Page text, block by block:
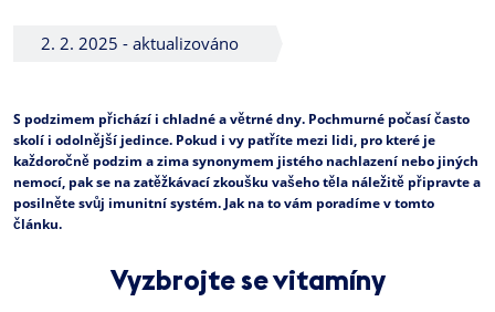
2. 2. 2025 - aktualizováno
S podzimem přichází i chladné a větrné dny. Pochmurné počasí často
skolí i odolnější jedince. Pokud i vy patříte mezi lidi, pro které je
každoročně podzim a zima synonymem jistého nachlazení nebo jiných
nemocí, pak se na zatěžkávací zkoušku vašeho těla náležitě připravte a
posilněte svůj imunitní systém. Jak na to vám poradíme v tomto
článku.
Vyzbrojte se vitamíny